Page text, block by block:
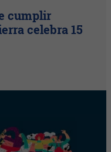
cumplir
celebra 15